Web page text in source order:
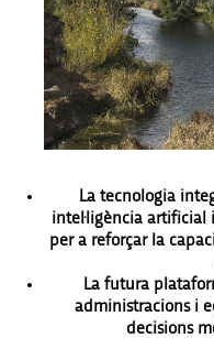
La tecnologia
intel·ligència artificial
per a reforçar la
La futura
administracions i
decisions